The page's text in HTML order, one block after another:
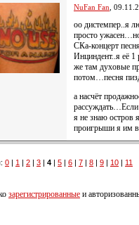
NuFan Fan ,
оо дистемпер..я
просто
СКа-концерт
Инциндент..я её 1
же там духовые
потом…песня
а насчёт
я не знаю остров
проигрыши я им
0 | 1 | 2 | 3 | 4 | 5 | 6 | 7 | 8 | 9 | 10 | 11
зарегистрированные и